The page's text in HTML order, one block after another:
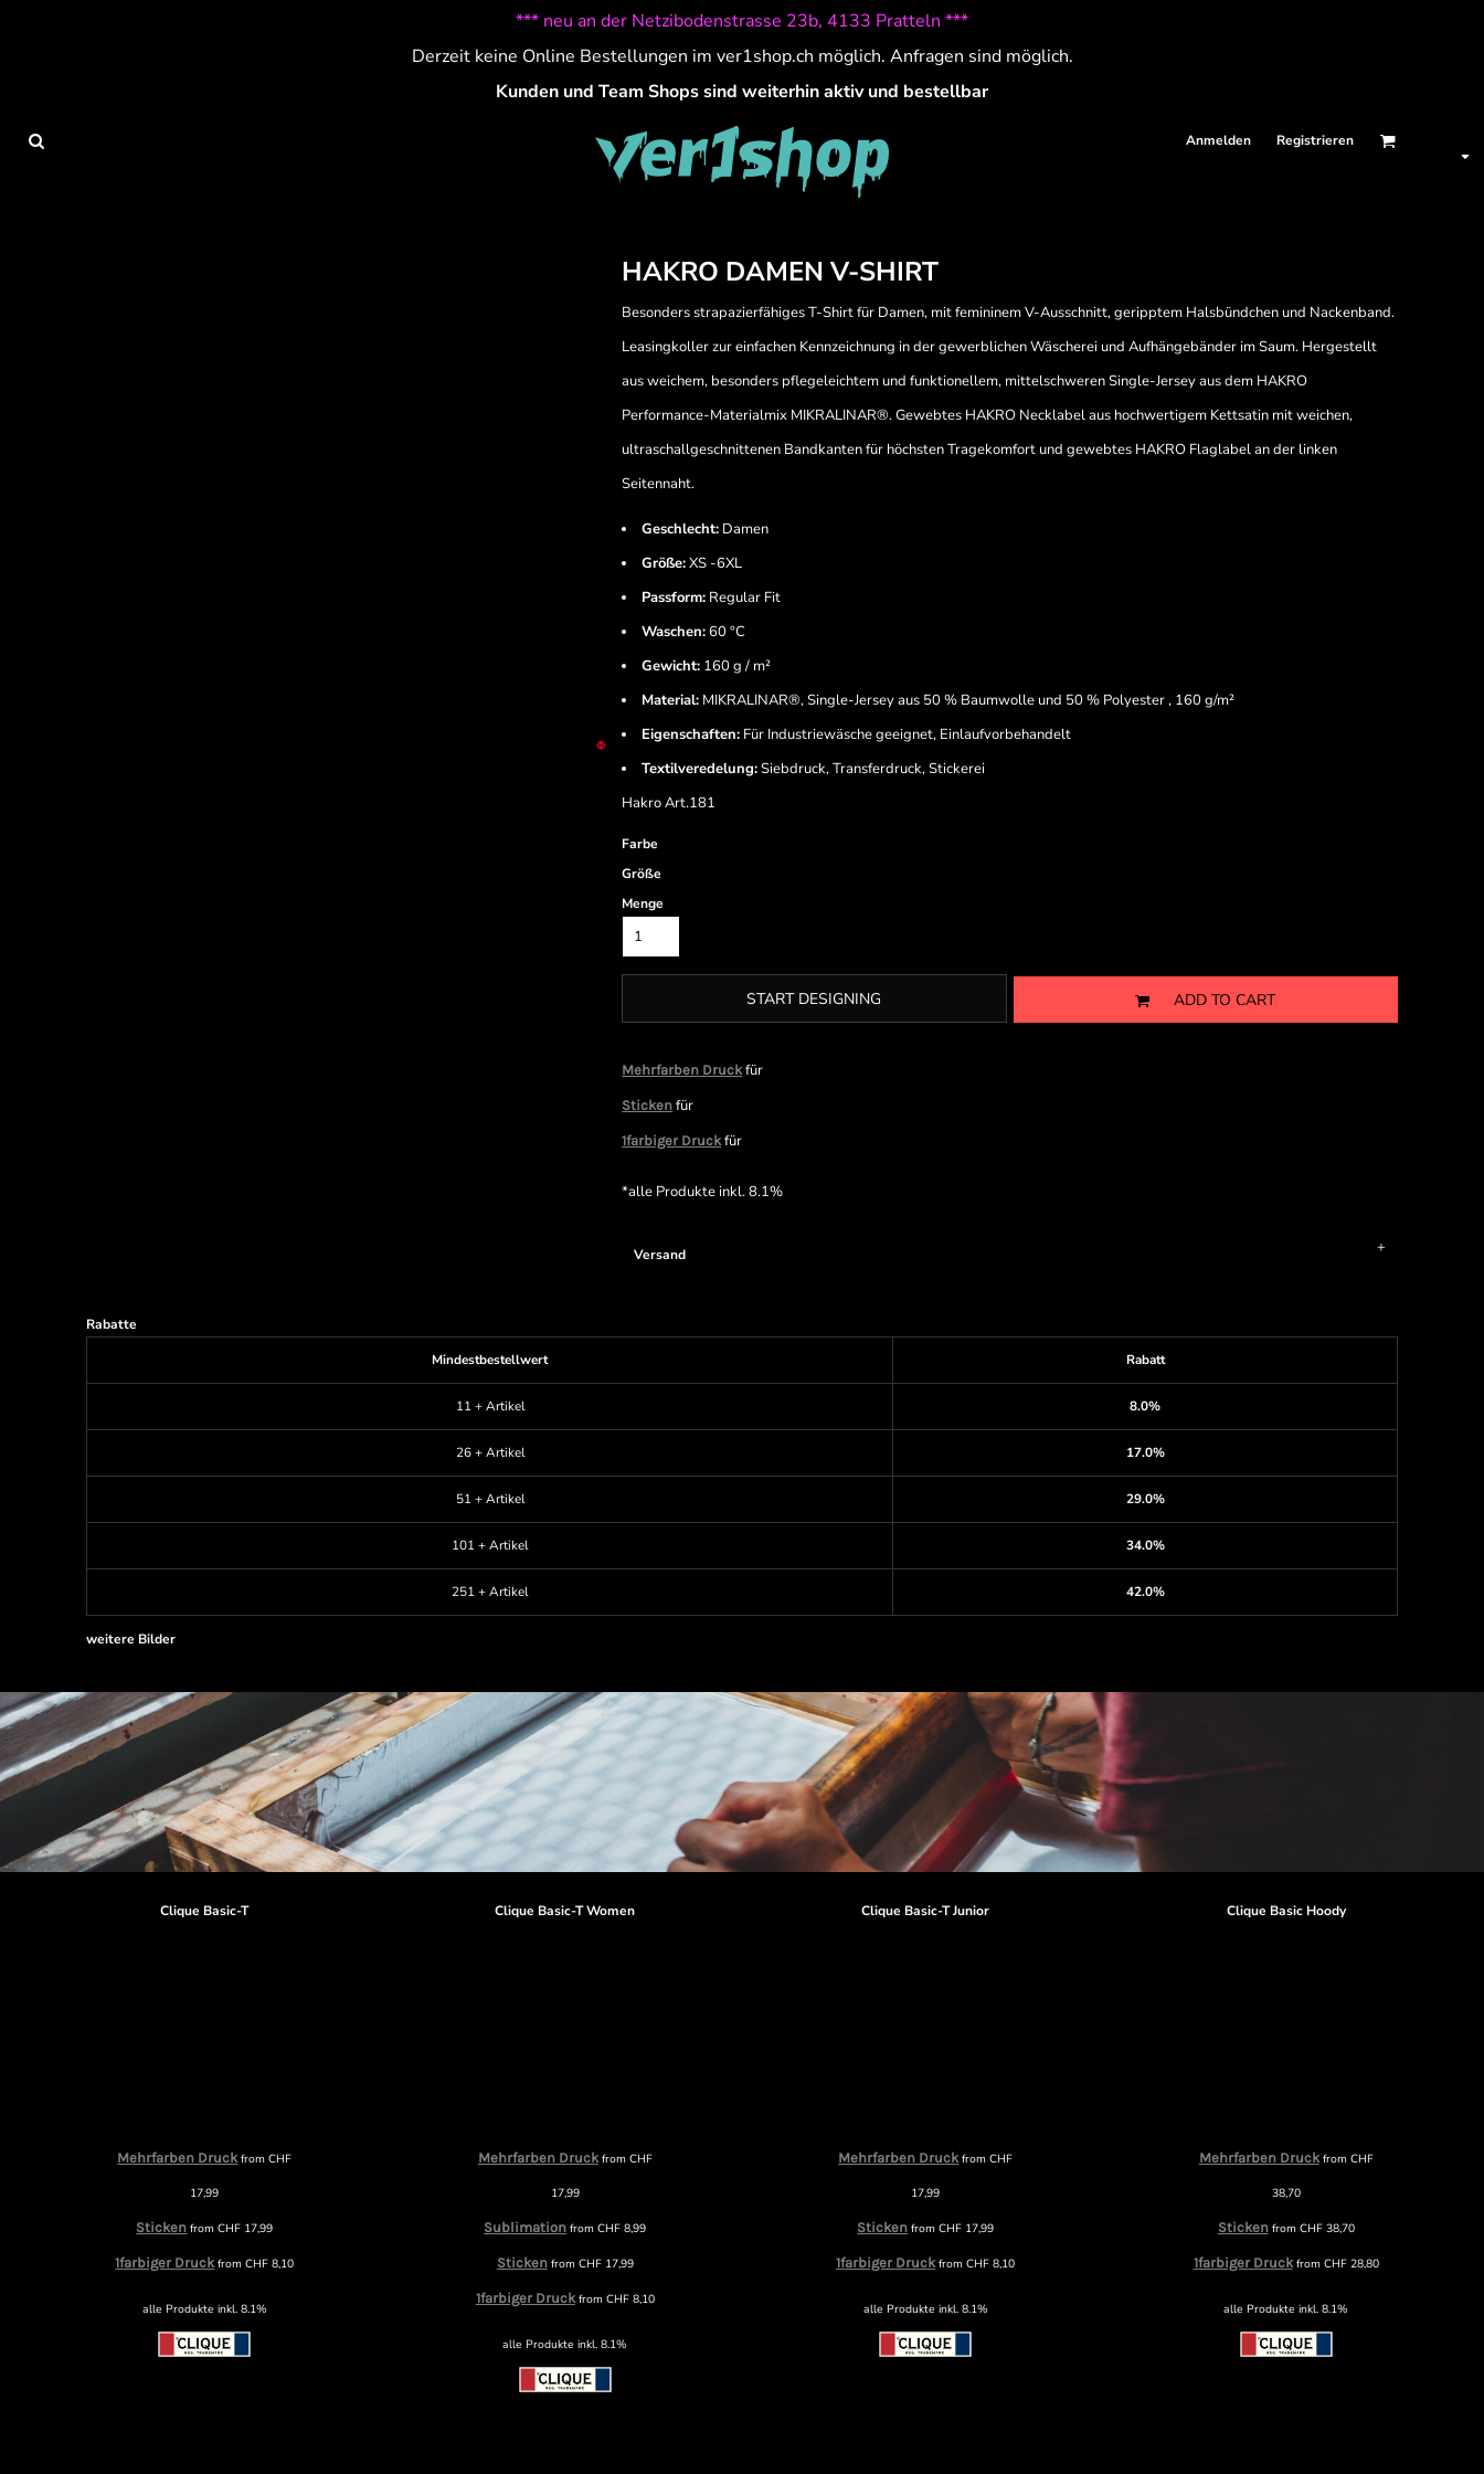
*** neu an der Netzibodenstrasse 23b, 4133 Pratteln ***
Derzeit keine Online Bestellungen im ver1shop.ch möglich. Anfragen sind möglich.
Kunden und Team Shops sind weiterhin aktiv und bestellbar
Anmelden Registrieren
HAKRO DAMEN V-SHIRT
Besonders strapazierfähiges T-Shirt für Damen, mit femininem V-Ausschnitt, geripptem Halsbündchen und Nackenband.
Leasingkoller zur einfachen Kennzeichnung in der gewerblichen Wäscherei und Aufhängebänder im Saum. Hergestellt
aus weichem, besonders pflegeleichtem und funktionellem, mittelschweren Single-Jersey aus dem HAKRO
Performance-Materialmix MIKRALINAR®. Gewebtes HAKRO Necklabel aus hochwertigem Kettsatin mit weichen,
ultraschallgeschnittenen Bandkanten für höchsten Tragekomfort und gewebtes HAKRO Flaglabel an der linken
Seitennaht.
Geschlecht: Damen
Größe:XS -6XL
Passform: Regular Fit
Waschen:60 °C
Gewicht: 160 g / m²
Material: MIKRALINAR®, Single-Jersey aus 50 % Baumwolle und 50 % Polyester , 160 g/m²
Eigenschaften: Für Industriewäsche geeignet, Einlaufvorbehandelt
Textilveredelung:Siebdruck, Transferdruck, Stickerei
Hakro Art.181
Farbe
Größe
Menge
START DESIGNING ADD TO CART
Mehrfarben Druckfür
Sticken für
1farbiger Druckfür
*alle Produkte inkl. 8.1%
Versand
Rabatte
Mindestbestellwert
Rabatt
11 + Artikel 8.0%
26 + Artikel 17.0%
51 + Artikel 29.0%
101 + Artikel 34.0%
251 + Artikel 42.0%
weitere Bilder
Clique Basic-T
Mehrfarben DruckfromCHF
17,99
Sticken fromCHF 17,99
1farbiger DruckfromCHF 8,10
alle Produkte inkl. 8.1%
Clique Basic-T Women
Mehrfarben Druckfrom CHF
17,99
Sublimation fromCHF 8,99
Stickenfrom CHF17,99
1farbiger Druckfrom CHF8,10
alle Produkte inkl. 8.1%
Clique Basic-T Junior
Mehrfarben DruckfromCHF
17,99
Sticken fromCHF 17,99
1farbiger DruckfromCHF 8,10
alle Produkte inkl. 8.1%
Clique Basic Hoody
Mehrfarben Druckfrom CHF
38,70
Stickenfrom CHF38,70
1farbiger Druckfrom CHF28,80
alle Produkte inkl. 8.1%
Currency: